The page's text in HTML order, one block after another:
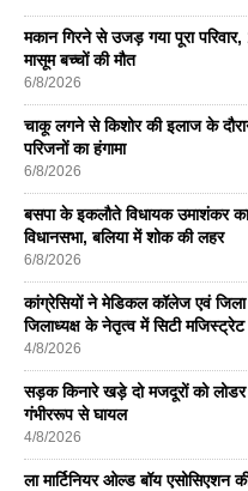
मकान गिरने से उजड़ गया पूरा
मासूम बच्चों की मौत
6/8/2026
चाकू लगने से किशोर की इलाज के
परिजनों का हंगामा
6/8/2026
बसपा के इकलाैते विधायक उमाशंकर का
विधानसभा, बलिया में शोक की लहर
6/8/2026
कांग्रेसियों ने मेडिकल कॉलेज एवं
जिलाध्यक्ष के नेतृत्व में सिटी मजिस्ट्रेट
4/8/2026
सड़क किनारे खड़े दो मजदूरों को लोडर
गंभीररूप से घायल
4/8/2026
ला मार्टिनियर ओल्ड बॉय एसोसिएशन